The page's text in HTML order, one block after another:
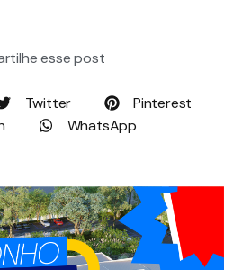
esse post
Twitter
Pinterest
WhatsApp